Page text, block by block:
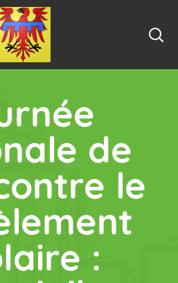
de
le
: